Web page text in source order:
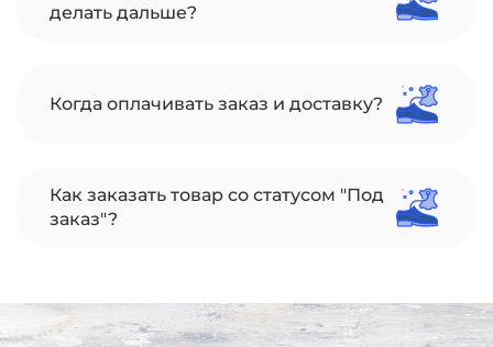
делать дальше?
Когда оплачивать заказ и доставку?
Как заказать товар со статусом "Под
заказ"?